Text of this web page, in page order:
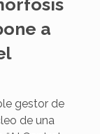
a
gestor de